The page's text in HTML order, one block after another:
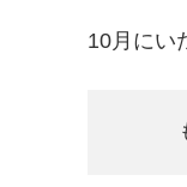
10月にい